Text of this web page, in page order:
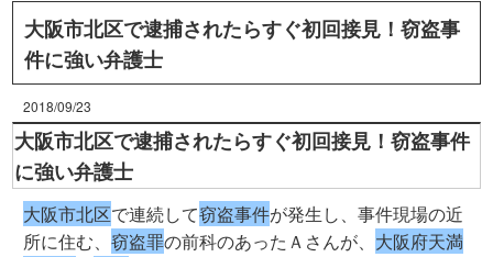
大阪市北区で逮捕されたらすぐ初回接見！窃盗事
件に強い弁護士
2018/09/23
大阪市北区で逮捕されたらすぐ初回接見！窃盗事件
に強い弁護士
大阪市北区で連続して窃盗事件が発生し、事件現場の近
所に住む、窃盗罪の前科のあったＡさんが、 大阪府天満